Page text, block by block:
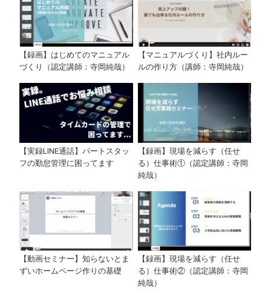
【録画】はじめてのマニュアル
づくり（認定講師：寺岡純哉）
【マニュアルづくり】社内ルー
ルの作り方（講師：寺岡純哉）
【実録LINE通話】パートスタッ
フの勤怠管理に困ってます
【録画】現場を減らす（任せ
る）仕事術①（認定講師：寺岡
純哉）
【動画セミナー】知らないとま
ずいホームページ作りの基礎
【録画】現場を減らす（任せ
る）仕事術②（認定講師：寺岡
純哉）